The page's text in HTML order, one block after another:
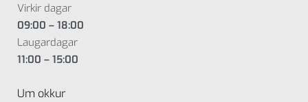
Virkir dagar
09:00 – 18:00
Laugardagar
11:00 – 15:00
Um okkur